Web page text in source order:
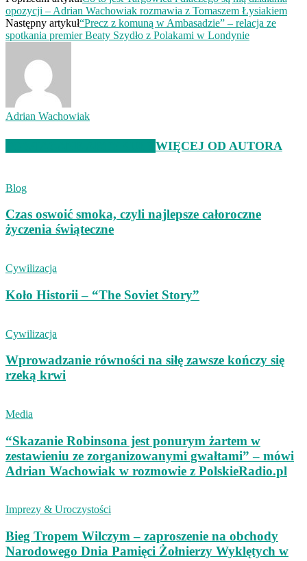
opozycji – Adrian Wachowiak rozmawia z Tomaszem Łysiakiem
Następny artykuł“Precz z komuną w Ambasadzie” – relacja ze
spotkania premier Beaty Szydło z Polakami w Londynie
Adrian Wachowiak
WIĘCEJ OD AUTORA
Blog
Czas oswoić smoka, czyli najlepsze całoroczne
życzenia świąteczne
Cywilizacja
Koło Historii – “The Soviet Story”
Cywilizacja
Wprowadzanie równości na siłę zawsze kończy się
rzeką krwi
Media
“Skazanie Robinsona jest ponurym żartem w
zestawieniu ze zorganizowanymi gwałtami” – mówi
Adrian Wachowiak w rozmowie z PolskieRadio.pl
Imprezy & Uroczystości
Bieg Tropem Wilczym – zaproszenie na obchody
Narodowego Dnia Pamięci Żołnierzy Wyklętych w